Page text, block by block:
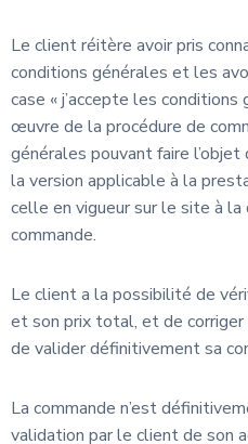
Le client réitère avoir pris
conditions générales et les
case « j’accepte les
œuvre de la procédure de
générales pouvant faire
la version applicable à la
celle en vigueur sur le site à
commande.
Le client a la possibilité de
et son prix total, et de corriger
de valider définitivement sa
La commande n’est
validation par le client de son